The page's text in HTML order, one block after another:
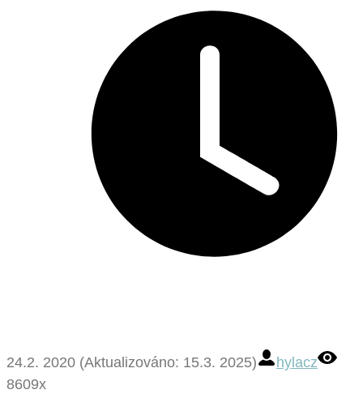
24.2. 2020 (Aktualizováno: 15.3. 2025)
hylacz
8609x